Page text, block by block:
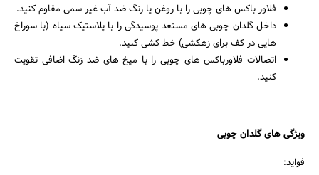
فلاور باکس های چوبی را با روغن یا رنگ ضد آب غیر سمی مقاوم کنید.
داخل گلدان چوبی های مستعد پوسیدگی را با پلاستیک سیاه (با سوراخ
هایی در کف برای زهکشی) خط کشی کنید.
اتصالات فلاورباکس های چوبی را با میخ های ضد زنگ اضافی تقویت
کنید.
ویژگی های گلدان چوبی
فواید: